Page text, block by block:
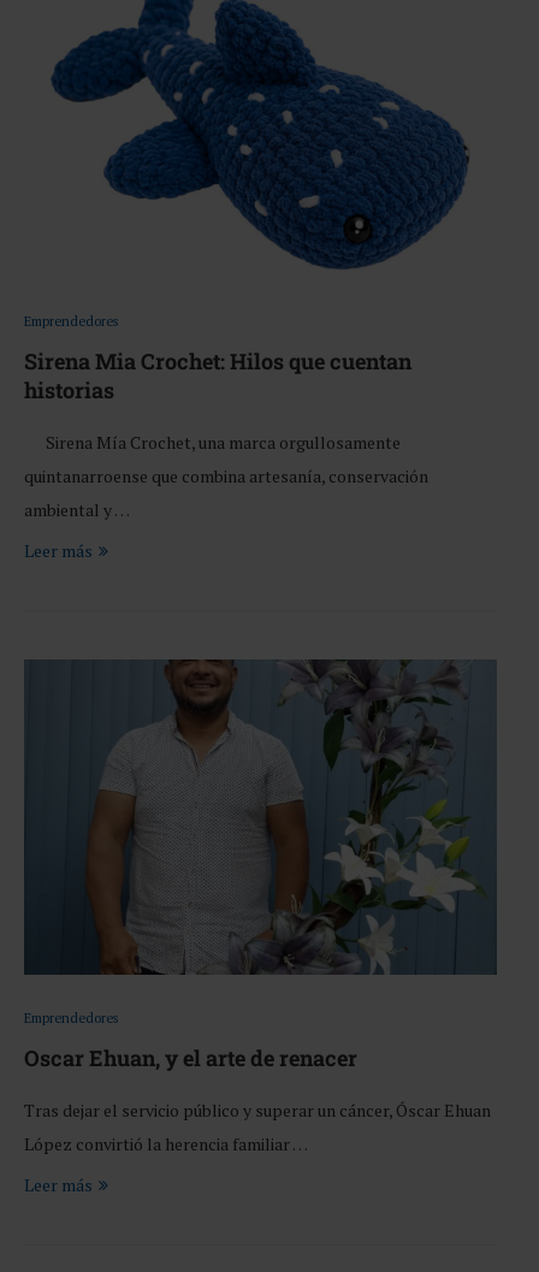
Emprendedores
Sirena Mia Crochet: Hilos que cuentan
historias
Sirena Mía Crochet, una marca orgullosamente
quintanarroense que combina artesanía, conservación
ambiental y …
Leer más
Emprendedores
Oscar Ehuan, y el arte de renacer
Tras dejar el servicio público y superar un cáncer, Óscar Ehuan
López convirtió la herencia familiar …
Leer más